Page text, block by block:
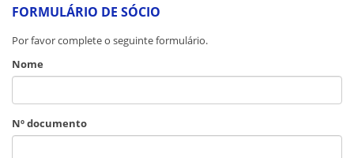
FORMULÁRIO DE SÓCIO
Por favor complete o seguinte formulário.
Nome
Nº documento